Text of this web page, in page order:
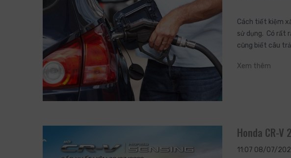
Cách tiết kiệm
sử dụng. Có rất
cũng biết câu
Xem thêm
Honda CR-
11:07 08/07/